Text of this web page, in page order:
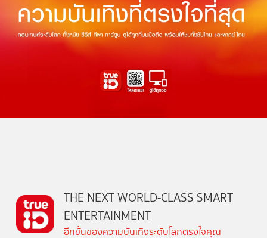
THE NEXT WORLD-CLASS SMART
ENTERTAINMENT
อีกขั้นของความบันเทิงระดับโลกตรงใจคุณ